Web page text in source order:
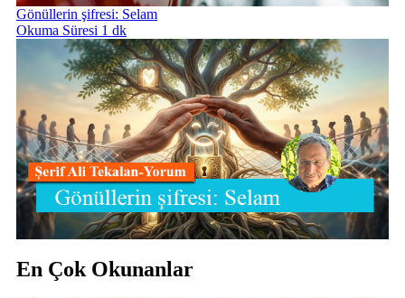
Gönüllerin şifresi: Selam
Okuma Süresi 1 dk
En Çok Okunanlar